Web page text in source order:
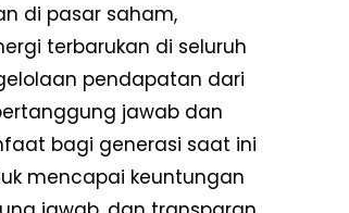
di pasar saham,
terbarukan di seluruh
pendapatan dari
jawab dan
bagi generasi saat ini
mencapai keuntungan